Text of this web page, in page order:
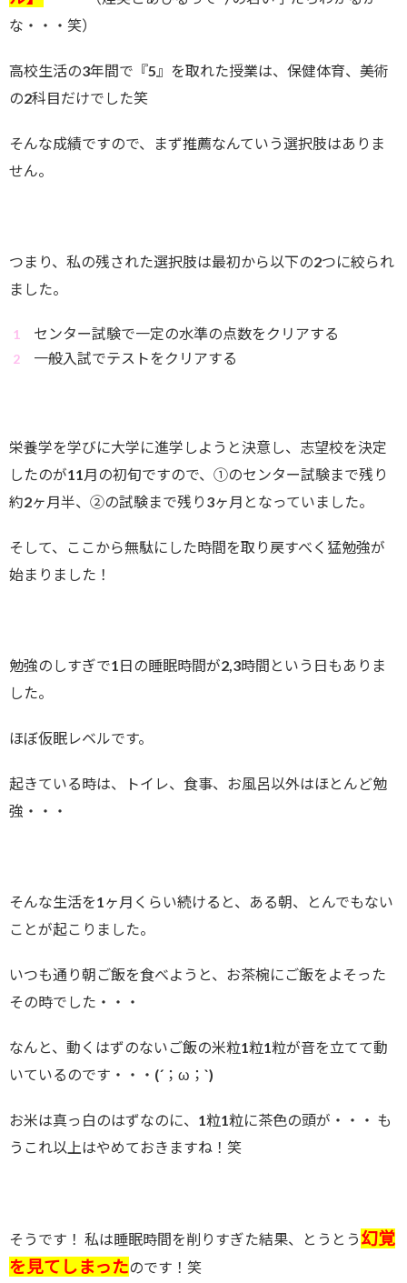
な・・・笑）
高校生活の3年間で『5』を取れた授業は、保健体育、美術
の2科目だけでした笑
そんな成績ですので、まず推薦なんていう選択肢はありま
せん。
つまり、私の残された選択肢は最初から以下の2つに絞られ
ました。
センター試験で一定の水準の点数をクリアする
一般入試でテストをクリアする
栄養学を学びに大学に進学しようと決意し、志望校を決定
したのが11月の初旬ですので、①のセンター試験まで残り
約2ヶ月半、②の試験まで残り3ヶ月となっていました。
そして、ここから無駄にした時間を取り戻すべく猛勉強が
始まりました！
勉強のしすぎで1日の睡眠時間が2,3時間という日もありま
した。
ほぼ仮眠レベルです。
起きている時は、トイレ、食事、お風呂以外はほとんど勉
強・・・
そんな生活を1ヶ月くらい続けると、ある朝、とんでもない
ことが起こりました。
いつも通り朝ご飯を食べようと、お茶椀にご飯をよそった
その時でした・・・
なんと、動くはずのないご飯の米粒1粒1粒が音を立てて動
いているのです・・・(´；ω；`)
お米は真っ白のはずなのに、1粒1粒に茶色の頭が・・・ も
うこれ以上はやめておきますね！笑
そうです！ 私は睡眠時間を削りすぎた結果、とうとう 幻覚
を見てしまったのです！笑